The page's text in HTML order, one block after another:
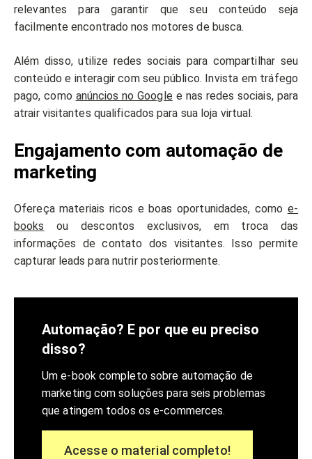
relevantes para garantir que seu conteúdo seja
facilmente encontrado nos motores de busca.
Além disso, utilize redes sociais para compartilhar seu
conteúdo e interagir com seu público. Invista em tráfego
pago, como anúncios no Googlee nas redes sociais, para
atrair visitantes qualificados para sua loja virtual.
Engajamento com automação de
marketing
Ofereça materiais ricos e boas oportunidades, como e-
books ou descontos exclusivos, em troca das
informações de contato dos visitantes. Isso permite
capturar leads para nutrir posteriormente.
Automação? E por que eu preciso
disso?
Um e-book completo sobre automação de
marketing com soluções para seis problemas
que atingem todos os e-commerces.
Acesse o material completo!